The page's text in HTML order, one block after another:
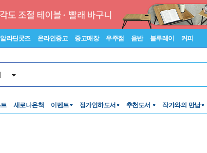
알라딘굿즈 온라인중고 중고매장 우주점 음반 블루레이 커피
새로나온책 이벤트 정가인하도서 추천도서 작가와의 만남